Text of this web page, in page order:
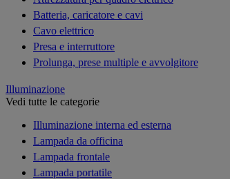
Batteria, caricatore e cavi
Cavo elettrico
Presa e interruttore
Prolunga, prese multiple e avvolgitore
Illuminazione
Vedi tutte le categorie
Illuminazione interna ed esterna
Lampada da officina
Lampada frontale
Lampada portatile